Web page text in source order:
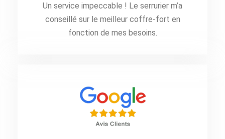
Un service impeccable ! Le serrurier m’a
conseillé sur le meilleur coffre-fort en
fonction de mes besoins.